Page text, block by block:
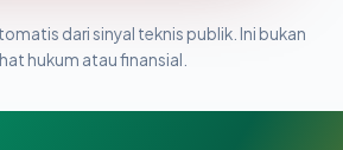
dari sinyal teknis publik. Ini bukan
hukum atau finansial.